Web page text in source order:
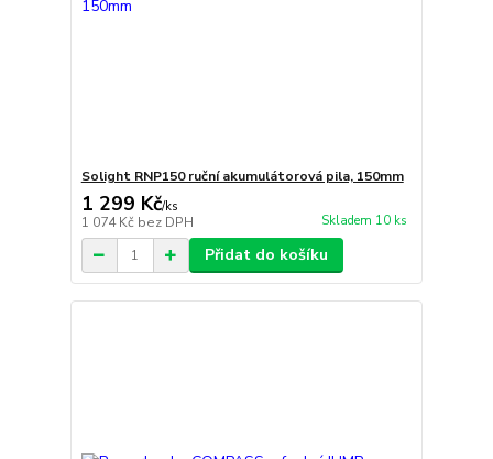
Solight RNP150 ruční akumulátorová pila, 150mm
1 299 Kč/ks
1 074 Kč bez DPH Skladem 10 ks
Přidat do košíku